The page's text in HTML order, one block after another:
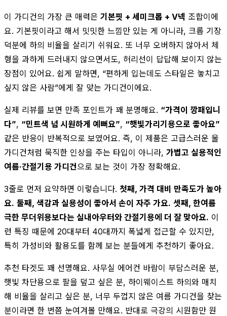
이 가디건의 가장 큰 매력은 기본핏 + 세미크롭 + V넥 조합이에
요. 기본핏이라고 해서 밋밋한 느낌만 있는 게 아니라, 크롭 기장
덕분에 하의 비율을 살리기 쉬워요. 또 너무 오버하지 않아서 체
형을 과하게 드러내지 않으면서도, 허리선이 답답해 보이지 않는
장점이 있어요. 쉽게 말하면, “편하게 입는데도 스타일은 놓치고
싶지 않은 사람”에게 잘 맞는 가디건이에요.
실제 리뷰를 보면 만족 포인트가 꽤 분명해요. “가격이 깡패입니
다”, “민트색 넘 시원하게 예뻐요”, “햇빛가리기용으로 좋아요”
같은 반응이 반복적으로 보였어요. 즉, 이 제품은 고급스러운 울
가디건처럼 묵직한 인상을 주는 타입이 아니라, 가볍고 실용적인
여름·간절기용 가디건으로 보는 것이 가장 정확해요.
3줄로 먼저 요약하면 이렇습니다. 첫째, 가격 대비 만족도가 높아
요. 둘째, 색감과 실용성이 좋아서 손이 자주 가요. 셋째, 한여름
극한 무더위용보다는 실내아우터와 간절기용에 더 잘 맞아요. 이
런 특징 때문에 20대부터 40대까지 폭넓게 접근할 수 있지만,
특히 가성비와 활용도를 함께 보는 분들에게 추천하기 좋아요.
추천 타겟도 꽤 선명해요. 사무실 에어컨 바람이 부담스러운 분,
햇빛 차단용으로 팔을 덮고 싶은 분, 하이웨이스트 하의와 매치
해 비율을 살리고 싶은 분, 너무 두껍지 않은 여름 가디건을 찾는
분이라면 한 번쯤 눈여겨볼 만해요. 반대로 극강의 시원함만 원